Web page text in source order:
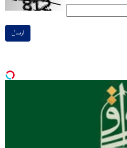
ارسال